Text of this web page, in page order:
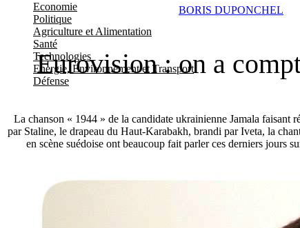
Economie
Politique
Agriculture et Alimentation
Santé
Technologies
Energie, Environnement et Transport
Défense
Eurovision : on a
La chanson « 1944 » de la candidate ukrainienne Jamala faisant
par Staline, le drapeau du Haut-Karabakh, brandi par Iveta, la
en scène suédoise ont beaucoup fait parler ces derniers jours
BORIS DUPONCHEL